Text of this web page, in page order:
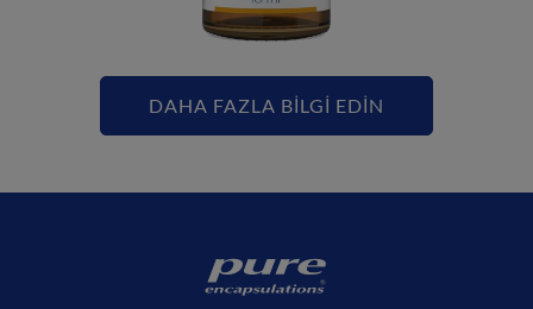
DAHA FAZLA BİLGİ EDİN